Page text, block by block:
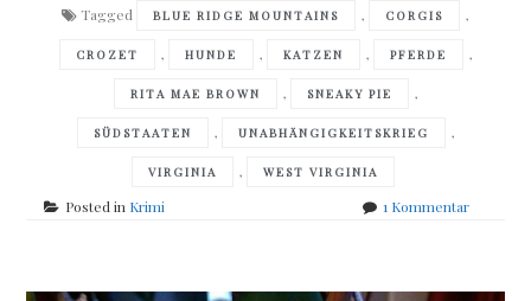
Tagged BLUE RIDGE MOUNTAINS , CORGIS ,
CROZET , HUNDE , KATZEN , PFERDE ,
RITA MAE BROWN , SNEAKY PIE ,
SÜDSTAATEN , UNABHÄNGIGKEITSKRIEG ,
VIRGINIA , WEST VIRGINIA
Posted in Krimi 1 Kommentarzu
&